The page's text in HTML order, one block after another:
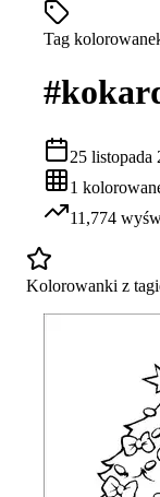
Tag
#
25 listopada
1
11,774
Kolorowanki z